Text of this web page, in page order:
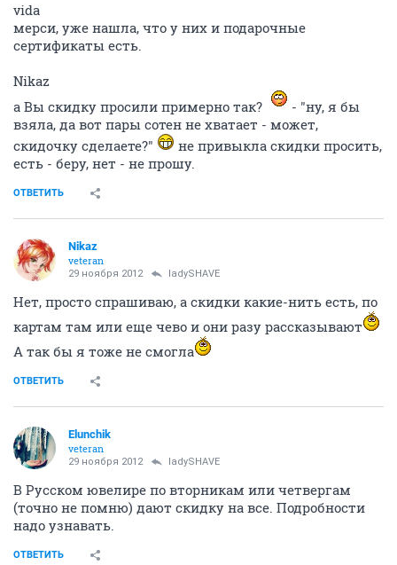
vida
мерси, уже нашла, что у них и подарочные
сертификаты есть.
Nikaz
а Вы скидку просили примерно так?
- "ну, я бы
взяла, да вот пары сотен не хватает - может,
скидочку сделаете?"
не привыкла скидки просить,
есть - беру, нет - не прошу.
ОТВЕТИТЬ
Nikaz
veteran
29 ноября 2012 ladySHAVE
Нет, просто спрашиваю, а скидки какие-нить есть, по
картам там или еще чево и они разу рассказывают
А так бы я тоже не смогла
ОТВЕТИТЬ
Elunchik
veteran
29 ноября 2012 ladySHAVE
В Русском ювелире по вторникам или четвергам
(точно не помню) дают скидку на все. Подробности
надо узнавать.
ОТВЕТИТЬ